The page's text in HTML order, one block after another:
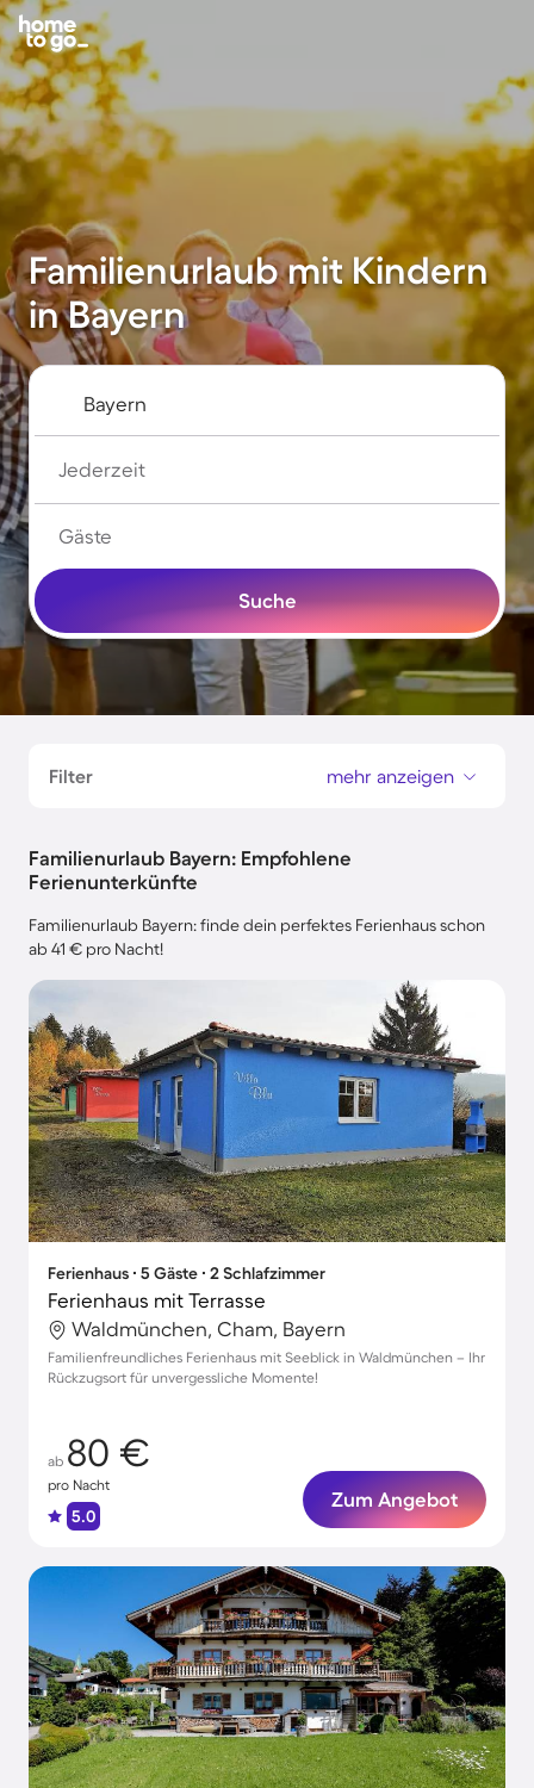
Familienurlaub mit Kindern
in Bayern
Jederzeit
Gäste
Suche
Filter mehr anzeigen
Familienurlaub Bayern: Empfohlene
Ferienunterkünfte
Familienurlaub Bayern: finde dein perfektes Ferienhaus schon
ab 41 € pro Nacht!
Ferienhaus ∙ 5 Gäste ∙ 2 Schlafzimmer
Ferienhaus mit Terrasse
Waldmünchen, Cham, Bayern
Familienfreundliches Ferienhaus mit Seeblick in Waldmünchen – Ihr
Rückzugsort für unvergessliche Momente!
ab 80 €
pro Nacht
5.0
Zum Angebot